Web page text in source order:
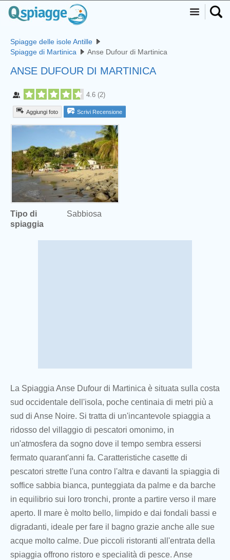
Spiagge delle isole Antille
Spiagge di Martinica
Anse Dufour di Martinica
ANSE DUFOUR DI MARTINICA
4.6 (2)
Aggiungi foto Scrivi Recensione
Tipo di
spiaggia
Sabbiosa
La Spiaggia Anse Dufour di Martinica è situata sulla costa
sud occidentale dell'isola, poche centinaia di metri più a
sud di Anse Noire. Si tratta di un'incantevole spiaggia a
ridosso del villaggio di pescatori omonimo, in
un'atmosfera da sogno dove il tempo sembra essersi
fermato quarant'anni fa. Caratteristiche casette di
pescatori strette l'una contro l'altra e davanti la spiaggia di
soffice sabbia bianca, punteggiata da palme e da barche
in equilibrio sui loro tronchi, pronte a partire verso il mare
aperto. Il mare è molto bello, limpido e dai fondali bassi e
digradanti, ideale per fare il bagno grazie anche alle sue
acque molto calme. Due piccoli ristoranti all'entrata della
spiaggia offrono ristoro e specialità di pesce. Anse